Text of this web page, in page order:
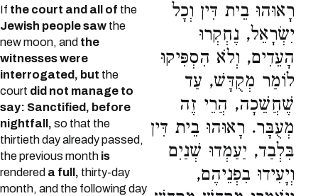
If the court and all of the
Jewish people saw the
new moon, and the
witnesses were
interrogated, but the
court did not manage to
say: Sanctified, before
nightfall, so that the
thirtieth day already passed,
the previous month is
rendered a full, thirty-day
month, and the following day
רָאוּהוּ בֵית דִּין וְכָל
יִשְׂרָאֵל, נֶחְקְרוּ
הָעֵדִים, וְלֹא הִסְפִּיקוּ
לוֹמַר מְקֻדָּשׁ, עַד
שֶׁחֲשֵׁכָה, הֲרֵי זֶה
מְעֻבָּר. רָאוּהוּ בֵית דִּין
בִּלְבַד, יַעַמְדוּ שְׁנַיִם
וְיָעִידוּ בִפְנֵיהֶם,